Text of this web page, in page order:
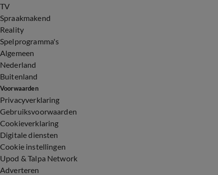
TV
Spraakmakend
Reality
Spelprogramma's
Algemeen
Nederland
Buitenland
Voorwaarden
Privacyverklaring
Gebruiksvoorwaarden
Cookieverklaring
Digitale diensten
Cookie instellingen
Upod & Talpa Network
Adverteren